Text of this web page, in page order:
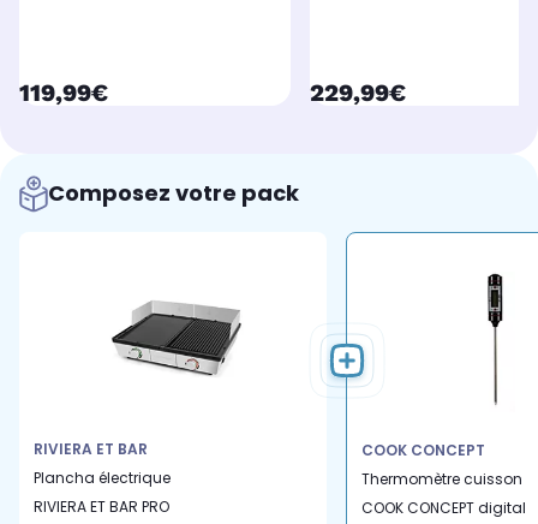
currentPrice
119,99€ currentPrice
229,99€
Composez votre pack
RIVIERA ET BAR
Plancha électrique
RIVIERA ET BAR PRO
COOK CONCEPT
Thermomètre cuisson
COOK CONCEPT digital